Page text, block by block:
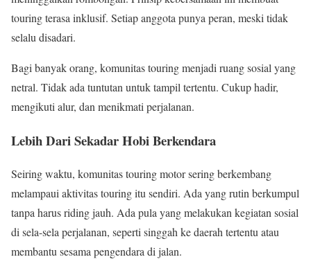
touring terasa inklusif. Setiap anggota punya peran, meski tidak
selalu disadari.
Bagi banyak orang, komunitas touring menjadi ruang sosial yang
netral. Tidak ada tuntutan untuk tampil tertentu. Cukup hadir,
mengikuti alur, dan menikmati perjalanan.
Lebih Dari Sekadar Hobi Berkendara
Seiring waktu, komunitas touring motor sering berkembang
melampaui aktivitas touring itu sendiri. Ada yang rutin berkumpul
tanpa harus riding jauh. Ada pula yang melakukan kegiatan sosial
di sela-sela perjalanan, seperti singgah ke daerah tertentu atau
membantu sesama pengendara di jalan.